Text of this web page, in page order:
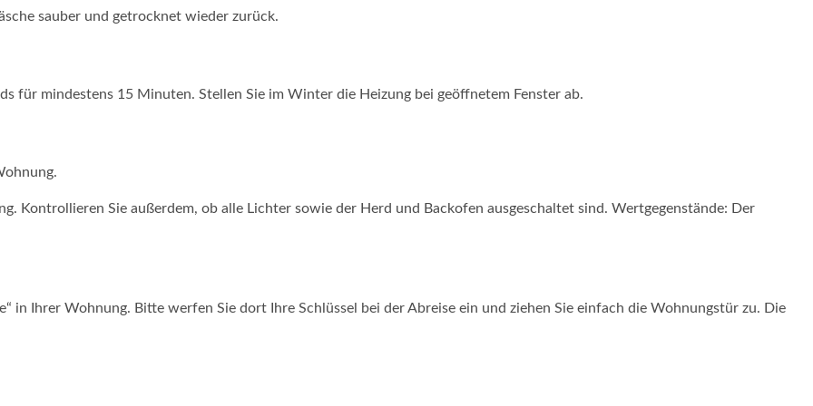
sauber und getrocknet wieder zurück.
für mindestens 15 Minuten. Stellen Sie im Winter die Heizung bei geöffnetem Fenster ab.
Kontrollieren Sie außerdem, ob alle Lichter sowie der Herd und Backofen ausgeschaltet sind. Wertgegenstände: Der
in Ihrer Wohnung. Bitte werfen Sie dort Ihre Schlüssel bei der Abreise ein und ziehen Sie einfach die Wohnungstür zu. Die